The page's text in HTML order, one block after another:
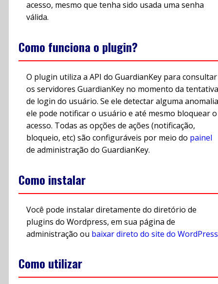
acesso, mesmo que tenha sido usada uma senha
válida.
Como funciona o plugin?
O plugin utiliza a API do GuardianKey para consultar
os servidores GuardianKey no momento da tentativa
de login do usuário. Se ele detectar alguma anomalia
ele pode notificar o usuário e até mesmo bloquear o
acesso. Todas as opções de ações (notificação,
bloqueio, etc) são configuráveis por meio do painel
de administração do GuardianKey.
Como instalar
Você pode instalar diretamente do diretório de
plugins do Wordpress, em sua página de
administração ou baixar direto do site do WordPress
Como utilizar